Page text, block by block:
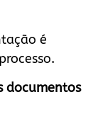
é
documentos